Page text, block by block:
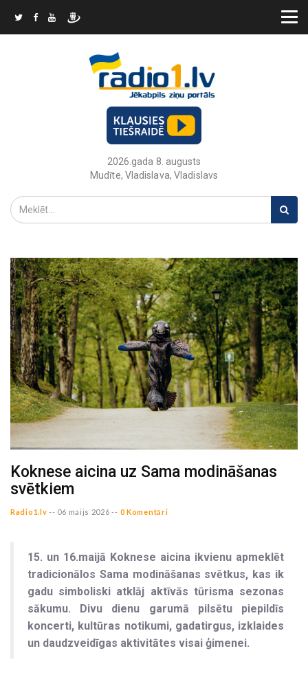
2026.gada 8. augusts
Mudīte, Vladislava, Vladislavs
Koknese aicina uz Sama modināšanas
svētkiem
Radio1.lv -- 06 maijs 2026 -- 0 Komentāri
15. un 16.maijā Koknese aicina ikvienu apmeklēt
tradicionālos Sama modināšanas svētkus, kas ik
gadu simboliski atklāj aktīvās tūrisma sezonas
sākumu. Divu dienu garumā pilsētu piepildīs
koncerti, kultūras notikumi, gadatirgus, izklaides
un daudzveidīgas aktivitātes visai ģimenei.